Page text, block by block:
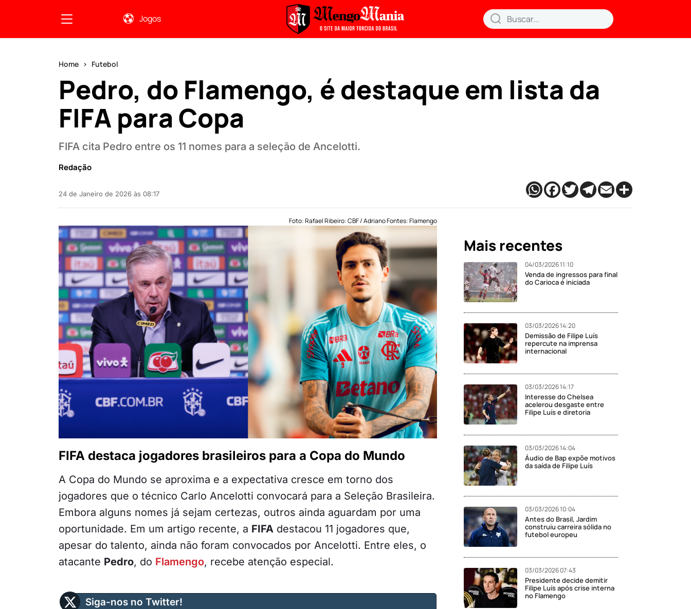
Jogos
Home Futebol
Pedro, do Flamengo, é destaque em lista da
FIFA para Copa
FIFA cita Pedro entre os 11 nomes para a seleção de Ancelotti.
Redação
24 de Janeiro de 2026 às 08:17
Foto: Rafael Ribeiro: CBF / Adriano Fontes: Flamengo
FIFA destaca jogadores brasileiros para a Copa do Mundo
A Copa do Mundo se aproxima e a expectativa cresce em torno dos
jogadores que o técnico Carlo Ancelotti convocará para a Seleção Brasileira.
Embora alguns nomes já sejam certezas, outros ainda aguardam por uma
oportunidade. Em um artigo recente, a FIFA destacou 11 jogadores que,
apesar do talento, ainda não foram convocados por Ancelotti. Entre eles, o
atacante Pedro, do Flamengo, recebe atenção especial.
Siga-nos no Twitter!
Mais recentes
04/03/2026 11:10
Venda de ingressos para final
do Carioca é iniciada
03/03/2026 14:20
Demissão de Filipe Luís
repercute na imprensa
internacional
03/03/2026 14:17
Interesse do Chelsea
acelerou desgaste entre
Filipe Luís e diretoria
03/03/2026 14:04
Áudio de Bap expõe motivos
da saída de Filipe Luís
03/03/2026 10:04
Antes do Brasil, Jardim
construiu carreira sólida no
futebol europeu
03/03/2026 07:43
Presidente decide demitir
Filipe Luís após crise interna
no Flamengo